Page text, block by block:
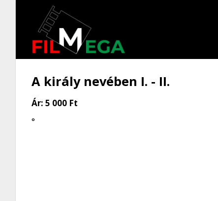
A király nevében I. - II.
Ár: 5 000 Ft
°